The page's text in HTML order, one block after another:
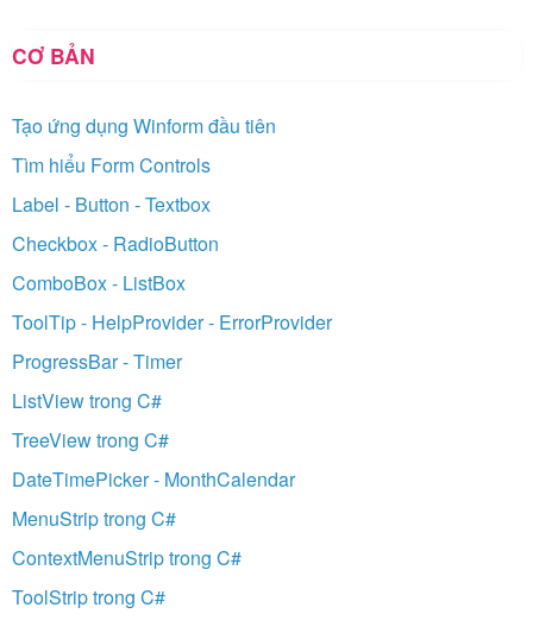
CƠ BẢN
Tạo ứng dụng Winform đầu tiên
Tìm hiểu Form Controls
Label - Button - Textbox
Checkbox - RadioButton
ComboBox - ListBox
ToolTip - HelpProvider - ErrorProvider
ProgressBar - Timer
ListView trong C#
TreeView trong C#
DateTimePicker - MonthCalendar
MenuStrip trong C#
ContextMenuStrip trong C#
ToolStrip trong C#